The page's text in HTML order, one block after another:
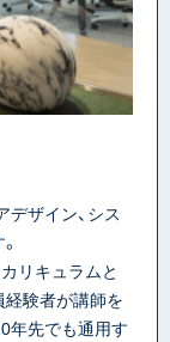
ザイン、シス
リキュラムと
験者が講師を
年先でも通用す